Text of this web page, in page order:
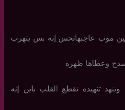
موب عاجبهاتحس إنه بس يتهرب
وعطاها ظهره
تنهيده تقطع القلب باين إنه